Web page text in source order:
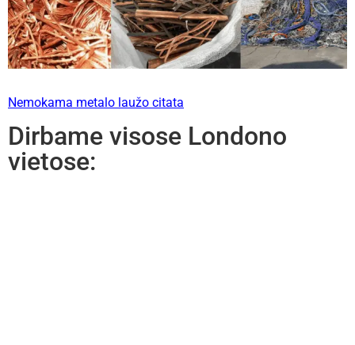
Nemokama metalo laužo citata
Dirbame visose Londono
vietose: